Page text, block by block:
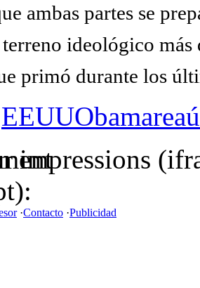
ambas partes se
ideológico
primó durante los
EEUUObama
impressions
·Contacto ·Publicidad